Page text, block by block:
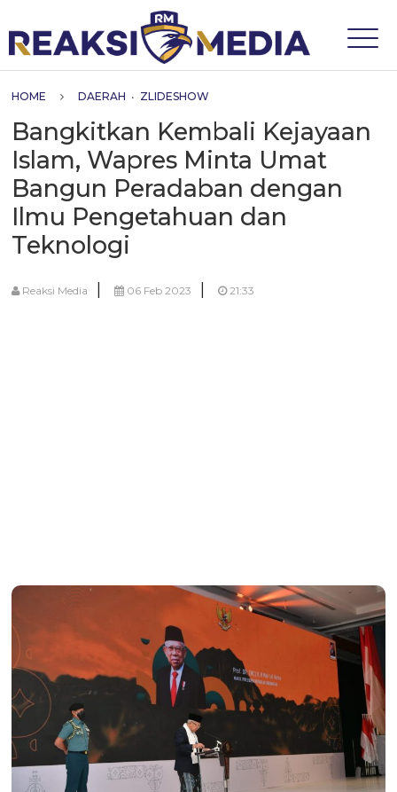
HOME DAERAH • ZLIDESHOW
Bangkitkan Kembali Kejayaan
Islam, Wapres Minta Umat
Bangun Peradaban dengan
Ilmu Pengetahuan dan
Teknologi
Reaksi Media | 06 Feb 2023 | 21:33